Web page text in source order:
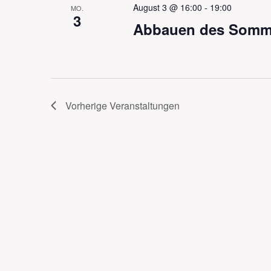
MO.
3 Abbauen des
August 3 @ 16:00 - 19:00
VorherigeVeranstaltungen